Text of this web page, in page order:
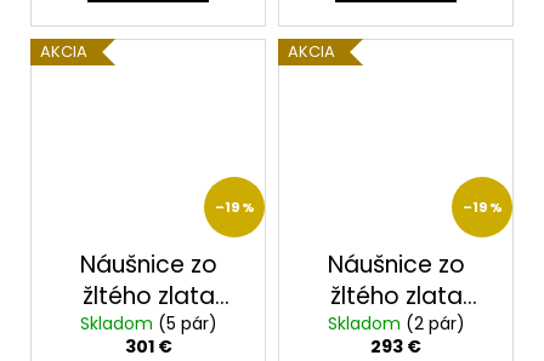
AKCIA
–19 %
Náušnice zo
žltého zlata
23207Z
Skladom (5 pár)
301 €
AKCIA
–19 %
Náušnice zo
žltého zlata
23208Z
Skladom (2 pár)
293 €